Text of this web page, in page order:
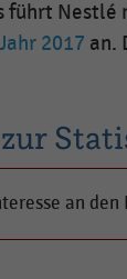
führt
2017 an.
an